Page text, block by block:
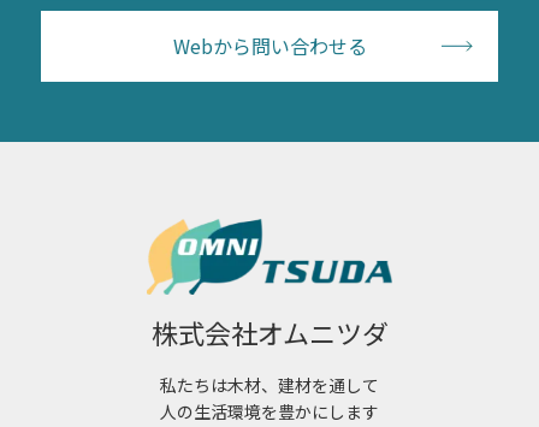
Webから問い合わせる
株式会社オムニツダ
私たちは木材、建材を通して
人の生活環境を豊かにします